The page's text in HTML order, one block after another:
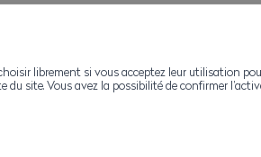
librement si vous acceptez leur utilisation
site. Vous avez la possibilité de confirmer